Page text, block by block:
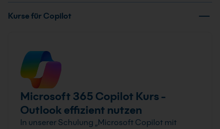
Kurse für Copilot
Microsoft 365 Copilot Kurs -
Outlook effizient nutzen
In unserer Schulung „Microsoft Copilot mit